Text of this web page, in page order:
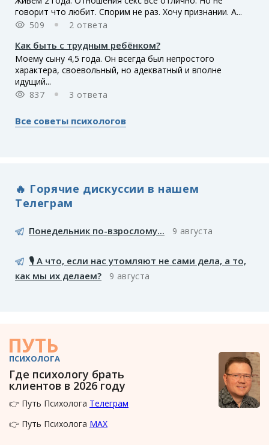
говорит что любит. Спорим не раз. Хочу признании. А...
509
2 ответа
Как быть с трудным ребёнком?
Моему сыну 4,5 года. Он всегда был непростого
характера, своевольный, но адекватный и вполне
идущий...
837
3 ответа
Все советы психологов
🔥 Горячие дискуссии в нашем
Телеграм
Понедельник по-взрослому... 9 августа
🎙️ А что, если нас утомляют не сами дела, а то,
как мы их делаем?
9 августа
ПУТЬ
ПСИХОЛОГА
Где психологу брать
клиентов в 2026 году
👉 Путь Психолога Телеграм
👉 Путь Психолога MAX